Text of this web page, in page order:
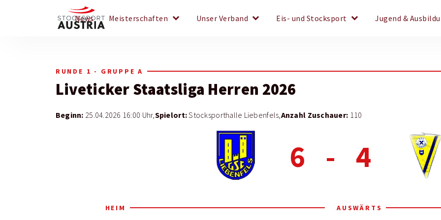
News Meisterschaften keyboard_arrow_down Unser Verband keyboard_arrow_down Eis- und Stocksport keyboard_arrow_down Jugend &
RUNDE 1 - GRUPPE A
LivetickerStaatsliga Herren 2026
Beginn: 25.04.2026 16:00 Uhr,Spielort:Stocksporthalle Liebenfels,Anzahl Zuschauer: 110
6 - 4
HEIM AUSWÄRTS